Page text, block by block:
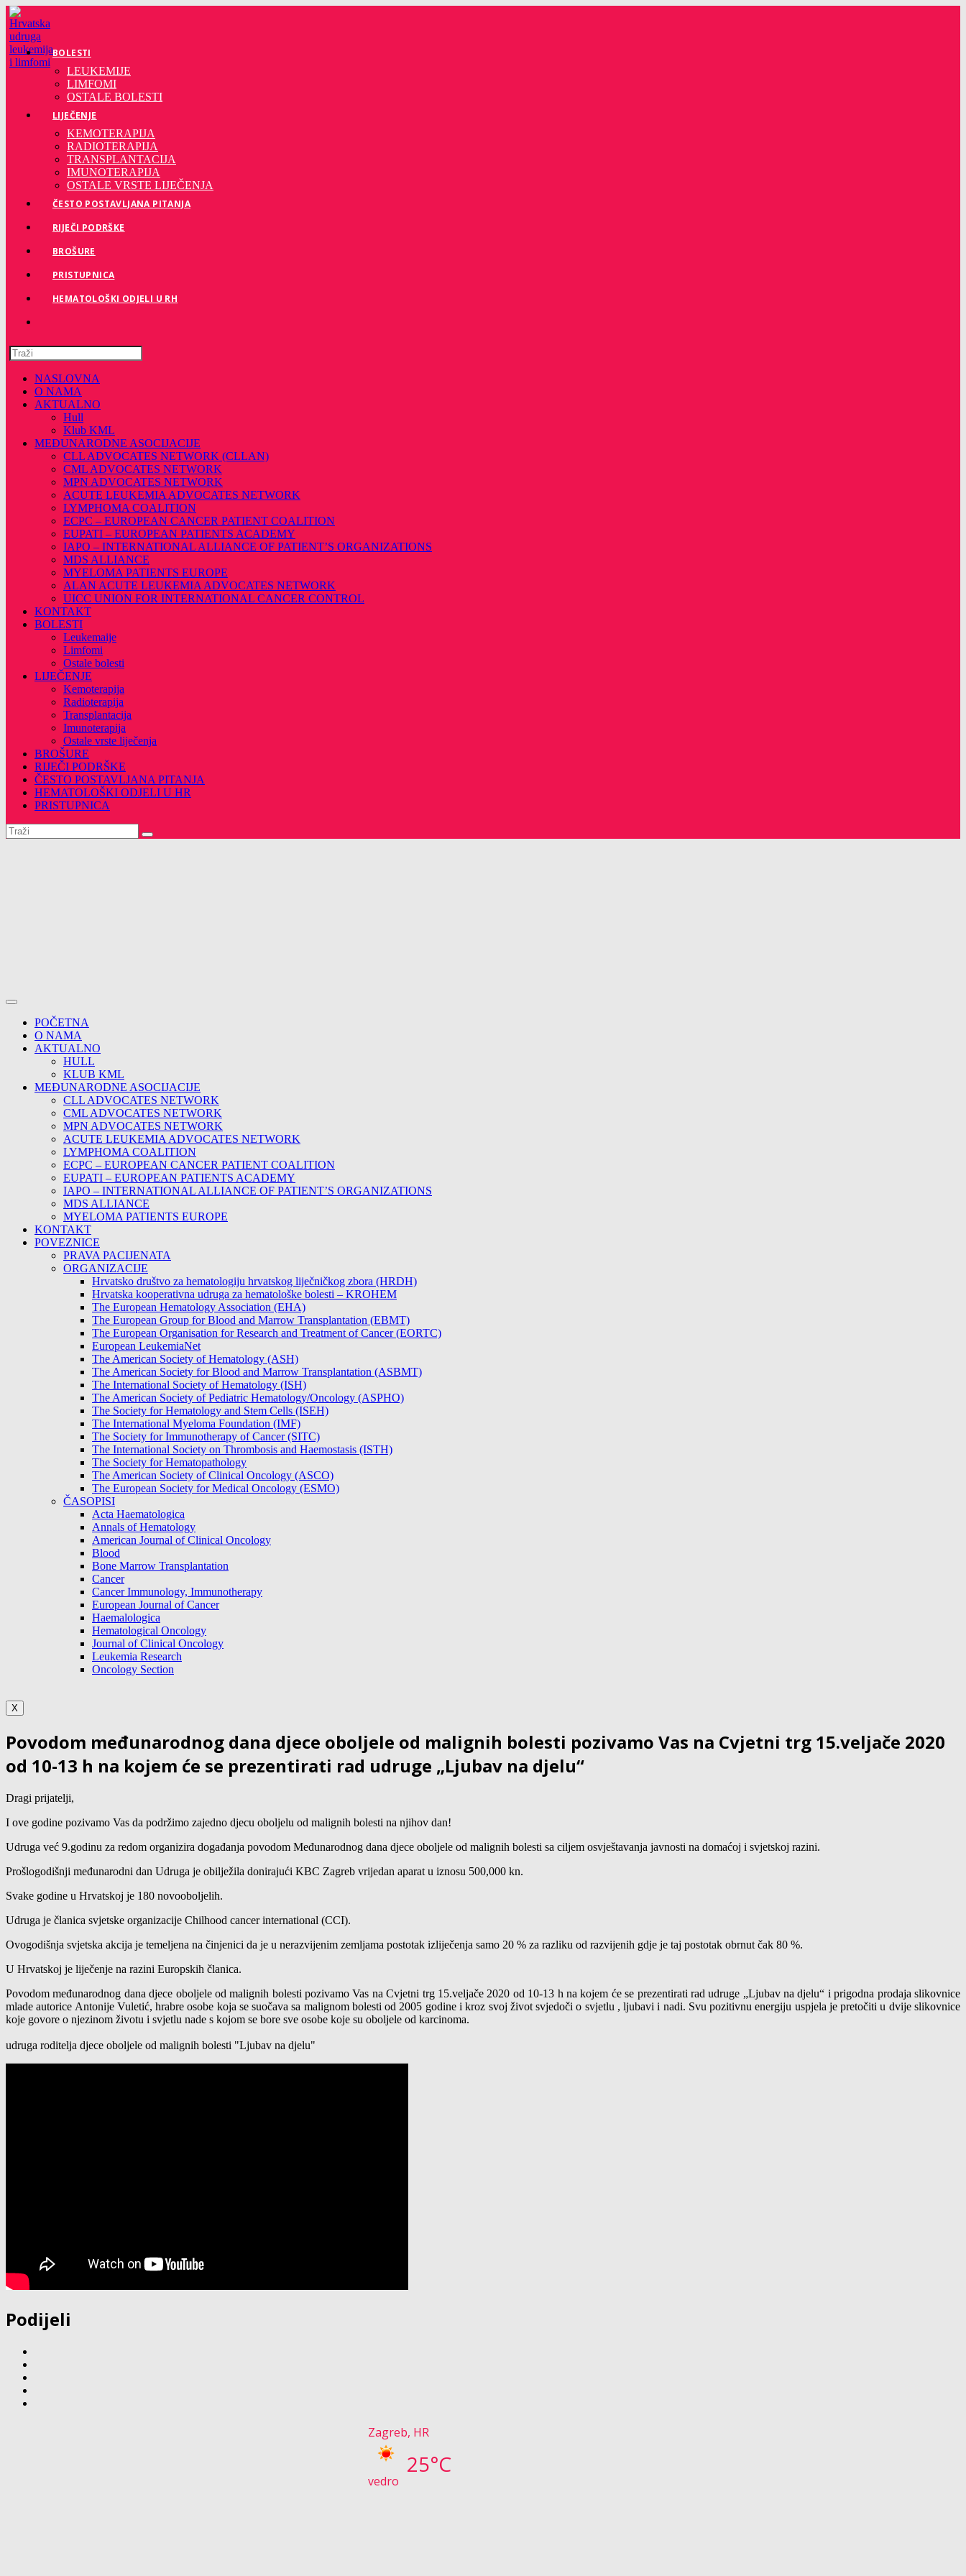
Preskoči
na
sadržaj
BOLESTI
LEUKEMIJE
LIMFOMI
OSTALE BOLESTI
LIJEČENJE
KEMOTERAPIJA
RADIOTERAPIJA
TRANSPLANTACIJA
IMUNOTERAPIJA
OSTALE VRSTE LIJEČENJA
ČESTO POSTAVLJANA PITANJA
RIJEČI PODRŠKE
BROŠURE
PRISTUPNICA
HEMATOLOŠKI ODJELI U RH
Pretražite
ovu
web
stranicu
NASLOVNA
O NAMA
AKTUALNO
Hull
Klub KML
MEĐUNARODNE ASOCIJACIJE
CLL ADVOCATES NETWORK (CLLAN)
CML ADVOCATES NETWORK
MPN ADVOCATES NETWORK
ACUTE LEUKEMIA ADVOCATES NETWORK
LYMPHOMA COALITION
ECPC – EUROPEAN CANCER PATIENT COALITION
EUPATI – EUROPEAN PATIENTS ACADEMY
IAPO – INTERNATIONAL ALLIANCE OF PATIENT’S ORGANIZATIONS
MDS ALLIANCE
MYELOMA PATIENTS EUROPE
ALAN ACUTE LEUKEMIA ADVOCATES NETWORK
UICC UNION FOR INTERNATIONAL CANCER CONTROL
KONTAKT
BOLESTI
Leukemaije
Limfomi
Ostale bolesti
LIJEČENJE
Kemoterapija
Radioterapija
Transplantacija
Imunoterapija
Ostale vrste liječenja
BROŠURE
RIJEČI PODRŠKE
ČESTO POSTAVLJANA PITANJA
HEMATOLOŠKI ODJELI U HR
PRISTUPNICA
POČETNA
O NAMA
AKTUALNO
HULL
KLUB KML
MEĐUNARODNE ASOCIJACIJE
CLL ADVOCATES NETWORK
CML ADVOCATES NETWORK
MPN ADVOCATES NETWORK
ACUTE LEUKEMIA ADVOCATES NETWORK
LYMPHOMA COALITION
ECPC – EUROPEAN CANCER PATIENT COALITION
EUPATI – EUROPEAN PATIENTS ACADEMY
IAPO – INTERNATIONAL ALLIANCE OF PATIENT’S ORGANIZATIONS
MDS ALLIANCE
MYELOMA PATIENTS EUROPE
KONTAKT
POVEZNICE
PRAVA PACIJENATA
ORGANIZACIJE
Hrvatsko društvo za hematologiju hrvatskog liječničkog zbora (HRDH)
Hrvatska kooperativna udruga za hematološke bolesti – KROHEM
The European Hematology Association (EHA)
The European Group for Blood and Marrow Transplantation (EBMT)
The European Organisation for Research and Treatment of Cancer (EORTC)
European LeukemiaNet
The American Society of Hematology (ASH)
The American Society for Blood and Marrow Transplantation (ASBMT)
The International Society of Hematology (ISH)
The American Society of Pediatric Hematology/Oncology (ASPHO)
The Society for Hematology and Stem Cells (ISEH)
The International Myeloma Foundation (IMF)
The Society for Immunotherapy of Cancer (SITC)
The International Society on Thrombosis and Haemostasis (ISTH)
The Society for Hematopathology
The American Society of Clinical Oncology (ASCO)
The European Society for Medical Oncology (ESMO)
ČASOPISI
Acta Haematologica
Annals of Hematology
American Journal of Clinical Oncology
Blood
Bone Marrow Transplantation
Cancer
Cancer Immunology, Immunotherapy
European Journal of Cancer
Haemalologica
Hematological Oncology
Journal of Clinical Oncology
Leukemia Research
Oncology Section
X
Povodom međunarodnog dana djece oboljele od malignih bolesti pozivamo Vas na Cvjetni trg 15.veljače 2020
od 10-13 h na kojem će se prezentirati rad udruge „Ljubav na djelu“
Dragi prijatelji,
I ove godine pozivamo Vas da podržimo zajedno djecu oboljelu od malignih bolesti na njihov dan!
Udruga već 9.godinu za redom organizira događanja povodom Međunarodnog dana djece oboljele od malignih bolesti sa ciljem osvještavanja javnosti na domaćoj i svjetskoj razini.
Prošlogodišnji međunarodni dan Udruga je obilježila donirajući KBC Zagreb vrijedan aparat u iznosu 500,000 kn.
Svake godine u Hrvatskoj je 180 novooboljelih.
Udruga je članica svjetske organizacije Chilhood cancer international (CCI).
Ovogodišnja svjetska akcija je temeljena na činjenici da je u nerazvijenim zemljama postotak izliječenja samo 20 % za razliku od razvijenih gdje je taj postotak obrnut čak 80 %.
U Hrvatskoj je liječenje na razini Europskih članica.
Povodom međunarodnog dana djece oboljele od malignih bolesti pozivamo Vas na Cvjetni trg 15.veljače 2020 od 10-13 h na kojem će se prezentirati rad udruge „Ljubav na djelu“ i prigodna prodaja slikovnice
mlade autorice Antonije Vuletić, hrabre osobe koja se suočava sa malignom bolesti od 2005 godine i kroz svoj život svjedoči o svjetlu , ljubavi i nadi. Svu pozitivnu energiju uspjela je pretočiti u dvije slikovnice
koje govore o njezinom životu i svjetlu nade s kojom se bore sve osobe koje su oboljele od karcinoma.
udruga roditelja djece oboljele od malignih bolesti "Ljubav na djelu"
Podijeli
Zagreb, HR
25°C
vedro